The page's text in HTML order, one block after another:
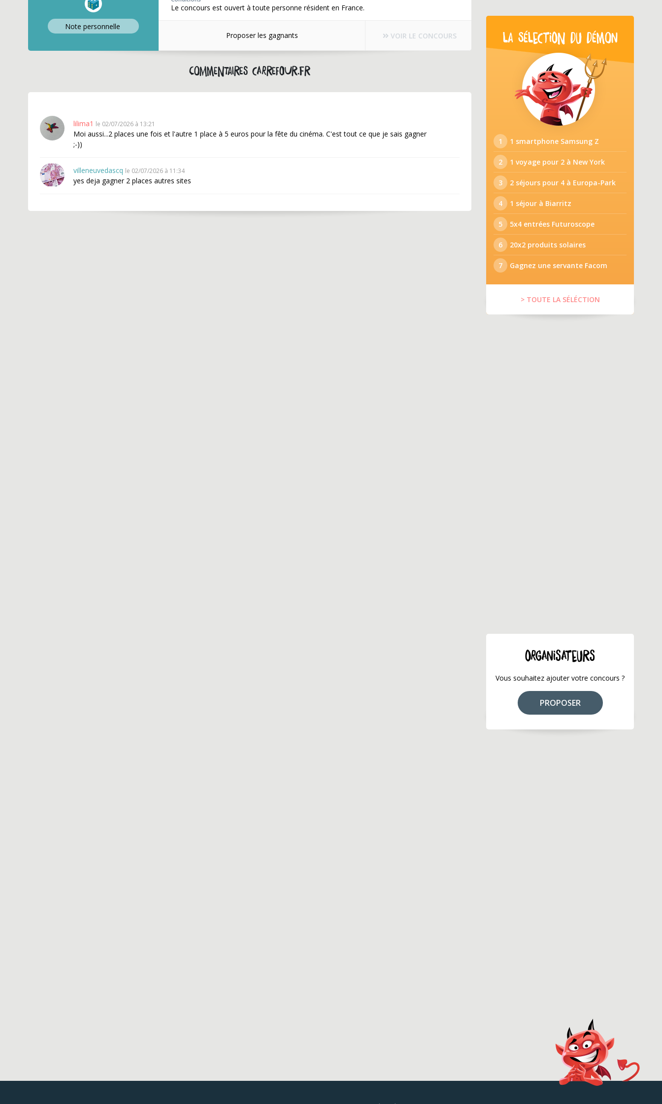
Note personnelle
Le concours est ouvert à toute personne résident en France.
Proposer les gagnants VOIR LE CONCOURS
Commentaires carrefour.fr
lilima1 le 02/07/2026 à 13:21
Moi aussi...2 places une fois et l'autre 1 place à 5 euros pour la fête du cinéma. C'est tout ce que je sais gagner
;-))
villeneuvedascq le 02/07/2026 à 11:34
yes deja gagner 2 places autres sites
LA SÉLECTION DU DÉMON
1 1 smartphone Samsung Z
2 1 voyage pour 2 à New York
3 2 séjours pour 4 à Europa-Park
4 1 séjour à Biarritz
5 5x4 entrées Futuroscope
6 20x2 produits solaires
7 Gagnez une servante Facom
> TOUTE LA SÉLÉCTION
ORGANISATEURS
Vous souhaitez ajouter votre concours ?
PROPOSER